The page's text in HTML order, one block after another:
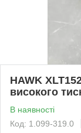
HAWK
високого
В наявності
Код: 1.099-319.0